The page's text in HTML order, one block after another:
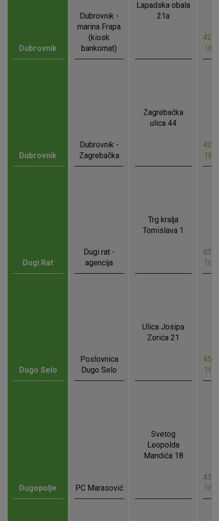
Dubrovnik
Dubrovnik -
marina Frapa
(kiosk
bankomat)
Lapadska obala
21a
Dubrovnik
Dubrovnik -
Zagrebačka
Zagrebačka
ulica 44
Dugi Rat
Dugi rat -
agencija
Trg kralja
Tomislava 1
Dugo Selo
Poslovnica
Dugo Selo
Ulica Josipa
Zorića 21
Dugopolje PC Marasović
Svetog
Leopolda
Mandića 18